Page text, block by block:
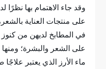
وقد جاء الاهتمام بها نظرًا
على منتجات العناية
في المطابخ لديهن من كنوز
على الشعر والبشرة؛
ماء الأرز الذي يعتبر علاجًا